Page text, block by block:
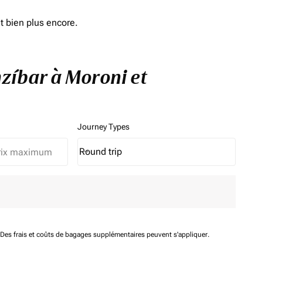
bien plus encore.
à Moroni et
Journey Types
Journey Types option Round trip Selected
Round trip
keyboard_arrow_down
Des frais et coûts de bagages supplémentaires peuvent s'appliquer.